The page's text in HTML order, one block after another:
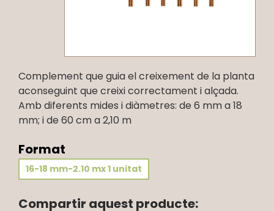
Complement que guia el creixement de la planta
aconseguint que creixi correctament i alçada.
Amb diferents mides i diàmetres: de 6 mm a 18
mm; i de 60 cm a 2,10 m
Format
16-18 mm-2.10 mx 1 unitat
Compartir aquest producte: